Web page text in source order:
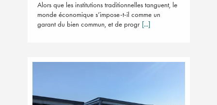
Alors que les institutions traditionnelles tanguent, le
monde économique s’impose-t-il comme un
garant du bien commun, et de progr [...]